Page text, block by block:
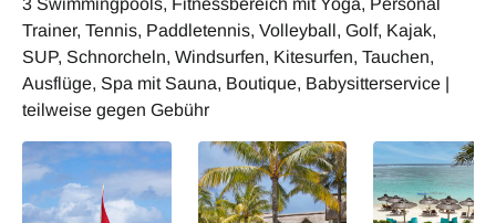
Trainer, Tennis, Paddletennis, Volleyball, Golf, Kajak,
SUP, Schnorcheln, Windsurfen, Kitesurfen, Tauchen,
Ausflüge, Spa mit Sauna, Boutique, Babysitterservice |
teilweise gegen Gebühr